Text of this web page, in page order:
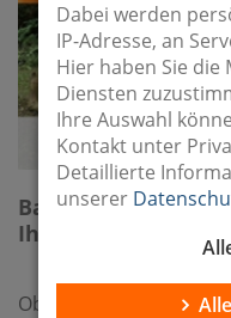
Baugrundstück mit
Ihr Hausprojekt
Objektbeschreibung:
Dabei werden
IP-Adresse, an
Hier haben Sie die
Diensten
Ihre Auswahl
Kontakt unter
Detaillierte
unserer